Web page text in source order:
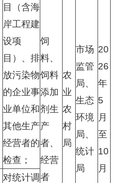
饲
料、
饲料
添加
剂生
产
者、
经营
者
农
业
农
村
局
市场
监管
局、
生态
环境
局、
统计
局
20
26
年
5
月
至
10
月
目（含海
岸工程建
设项
目）、排
放污染物
的企业事
业单位和
其他生产
经营者的
检查；
对统计调